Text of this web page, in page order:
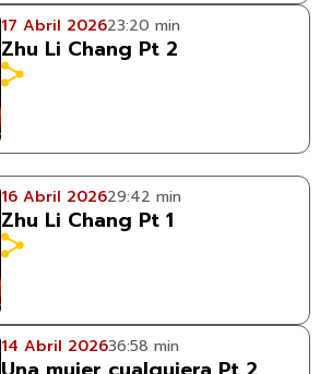
17 Abril 202623:20 min
Zhu Li Chang Pt 2
16 Abril 202629:42 min
Zhu Li Chang Pt 1
14 Abril 202636:58 min